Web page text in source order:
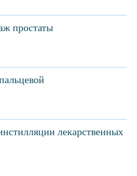
простаты
лекарственных